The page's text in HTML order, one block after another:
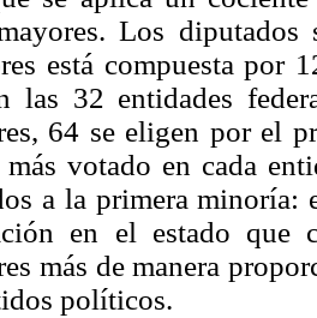
Los
está compuesta por
las 32 entidades
64 se eligen por el
votado en cada
a la primera minoría:
en el estado que
más de manera
políticos.